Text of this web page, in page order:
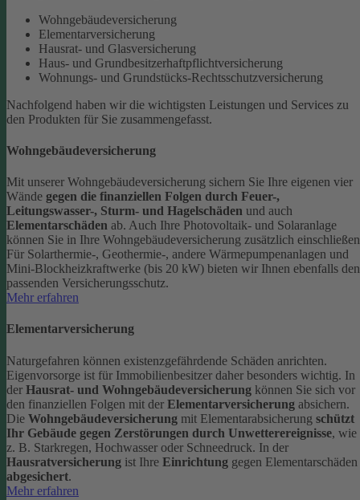
Wohngebäudeversicherung
Elementarversicherung
Hausrat- und Glasversicherung
Haus- und Grundbesitzerhaftpflichtversicherung
Wohnungs- und Grundstücks-Rechtsschutzversicherung
Nachfolgend haben wir die wichtigsten Leistungen und Services zu
den Produkten für Sie zusammengefasst.
Wohngebäudeversicherung
Mit unserer Wohngebäudeversicherung sichern Sie Ihre eigenen vier
Wände gegen die finanziellen Folgen durch Feuer-,
Leitungswasser-, Sturm- und Hagelschäden und auch
Elementarschäden ab. Auch Ihre Photovoltaik- und Solaranlage
können Sie in Ihre Wohngebäudeversicherung zusätzlich
Für Solarthermie-, Geothermie-, andere Wärmepumpenanlagen und
Mini-Blockheizkraftwerke (bis 20 kW) bieten wir Ihnen ebenfalls den
passenden Versicherungsschutz.
Mehr erfahren
Elementarversicherung
Naturgefahren können existenzgefährdende Schäden anrichten.
Eigenvorsorge ist für Immobilienbesitzer daher besonders wichtig. In
der Hausrat- und Wohngebäudeversicherung können Sie sich vor
den finanziellen Folgen mit der Elementarversicherung absichern.
Die Wohngebäudeversicherung mit Elementarabsicherung schützt
Ihr Gebäude gegen Zerstörungen durch Unwetterereignisse, wie
z. B. Starkregen, Hochwasser oder Schneedruck. In der
Hausratversicherung ist Ihre Einrichtung gegen Elementarschäden
abgesichert.
Mehr erfahren